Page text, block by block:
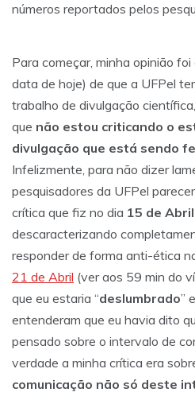
números reportados pelos
Para começar, minha opinião
data de hoje) de que a UFPel
trabalho de divulgação
que não estou criticando o
divulgação que está sendo
Infelizmente, para não dizer
pesquisadores da UFPel
crítica que fiz no dia 15 de Abril
descaracterizando
responder de forma anti-ética
21 de Abril (ver aos 59 min do
que eu estaria “deslumbrado”
entenderam que eu havia dito
pensado sobre o intervalo de
verdade a minha crítica era
comunicação não só deste